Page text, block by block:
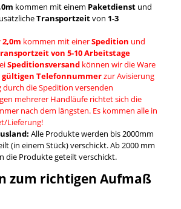
kommen mit einem Paketdienstund
Transportzeitvon 1-3
kommen mit einerSpedition und
von 5-10 Arbeitstage
Speditionsversandkönnen wir die Ware
gültigen Telefonnummerzur Avisierung
durch die Spedition versenden
mehrerer Handläufe richtet sich die
nach dem längsten. Es kommen alle in
Lieferung!
Alle Produkte werden bis 2000mm
(in einem Stück) verschickt. Ab 2000 mm
die Produkte geteilt verschickt.
zum richtigen Aufmaß